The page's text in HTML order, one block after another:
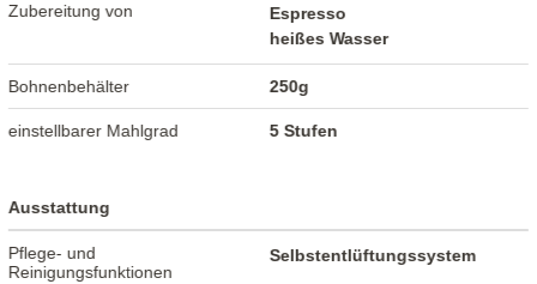
Zubereitung von
Espresso
heißes Wasser
Bohnenbehälter 250g
einstellbarer Mahlgrad 5 Stufen
Ausstattung
Pflege- und
Reinigungsfunktionen
Selbstentlüftungssystem